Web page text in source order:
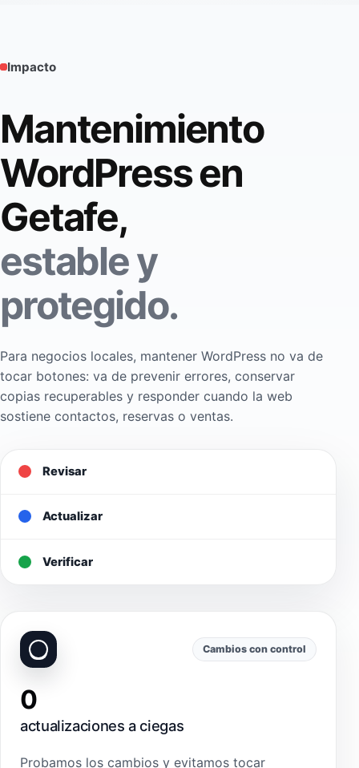
Impacto
Mantenimiento
WordPress en
Getafe,
estable y
protegido.
Para negocios locales, mantener WordPress no va de
tocar botones: va de prevenir errores, conservar
copias recuperables y responder cuando la web
sostiene contactos, reservas o ventas.
Revisar
Actualizar
Verificar
Cambios con control
0
actualizaciones a ciegas
Probamos los cambios y evitamos tocar